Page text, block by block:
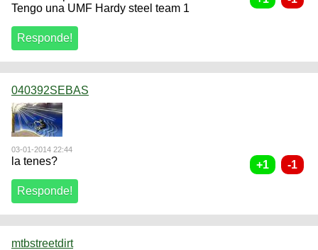
Tengo una UMF Hardy steel team 1
040392SEBAS
03-01-2014 22:44
la tenes?
mtbstreetdirt